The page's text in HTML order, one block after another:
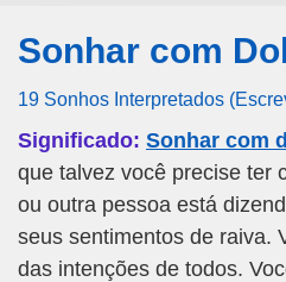
Sonhar com
19 Sonhos Interpretados
Significado: Sonhar com
que talvez você precise ter
ou outra pessoa está
seus sentimentos de raiva.
das intenções de todos.